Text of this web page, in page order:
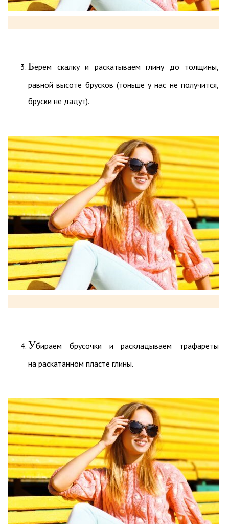
Берем скалку и раскатываем глину до толщины,
равной высоте брусков (тоньше у нас не получится,
бруски не дадут).
Убираем брусочки и раскладываем трафареты
на раскатанном пласте глины.